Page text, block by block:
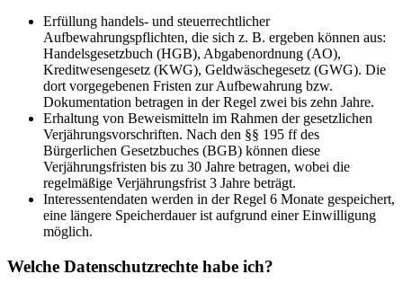
Erfüllung handels- und steuerrechtlicher
Aufbewahrungspflichten, die sich z. B. ergeben können aus:
Handelsgesetzbuch (HGB), Abgabenordnung (AO),
Kreditwesengesetz (KWG), Geldwäschegesetz (GWG). Die
dort vorgegebenen Fristen zur Aufbewahrung bzw.
Dokumentation betragen in der Regel zwei bis zehn Jahre.
Erhaltung von Beweismitteln im Rahmen der gesetzlichen
Verjährungsvorschriften. Nach den §§ 195 ff des
Bürgerlichen Gesetzbuches (BGB) können diese
Verjährungsfristen bis zu 30 Jahre betragen, wobei die
regelmäßige Verjährungsfrist 3 Jahre beträgt.
Interessentendaten werden in der Regel 6 Monate gespeichert,
eine längere Speicherdauer ist aufgrund einer Einwilligung
möglich.
Welche Datenschutzrechte habe ich?